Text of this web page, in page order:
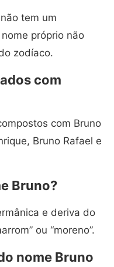
tem um
próprio não
zodíaco.
com
com Bruno
Bruno Rafael e
Bruno?
e deriva do
ou “moreno”.
nome Bruno